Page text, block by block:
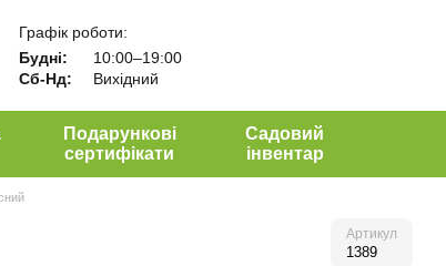
Графік роботи:
Будні:
10:00–19:00
Сб-Нд:
Вихідний
Подарункові
сертифікати
Садовий
інвентар
Артикул
1389